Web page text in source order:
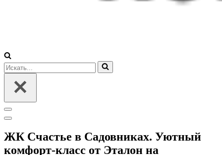
Искать...
Меню
навигации
Меню
ЖК Счастье в Садовниках. Уютный
комфорт-класс от Эталон на